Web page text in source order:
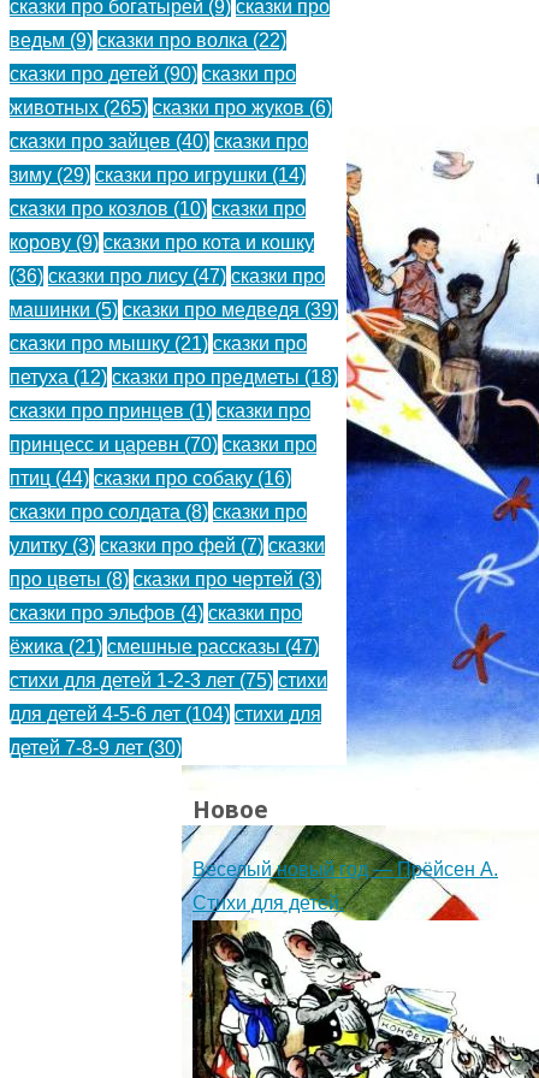
детей.
()
сказки про богатырей (9) сказки про
ведьм (9) сказки про волка (22)
сказки про детей (90) сказки про
животных (265) сказки про жуков (6)
сказки про зайцев (40) сказки про
зиму (29) сказки про игрушки (14)
сказки про козлов (10) сказки про
корову (9) сказки про кота и кошку
(36) сказки про лису (47) сказки про
машинки (5) сказки про медведя (39)
сказки про мышку (21) сказки про
петуха (12) сказки про предметы (18)
сказки про принцев (1) сказки про
принцесс и царевн (70) сказки про
птиц (44) сказки про собаку (16)
сказки про солдата (8) сказки про
улитку (3) сказки про фей (7) сказки
про цветы (8) сказки про чертей (3)
сказки про эльфов (4) сказки про
ёжика (21) смешные рассказы (47)
стихи для детей 1-2-3 лет (75) стихи
для детей 4-5-6 лет (104) стихи для
детей 7-8-9 лет (30)
Новое
Веселый новый год — Прёйсен А.
Стихи для детей.